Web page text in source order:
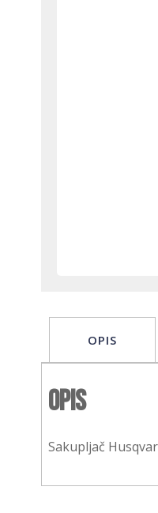
OPIS
Opis
Sakupljač